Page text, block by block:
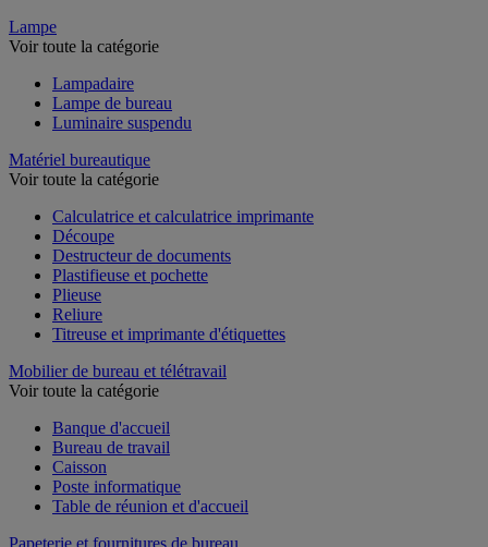
Lampe
Voir toute la catégorie
Lampadaire
Lampe de bureau
Luminaire suspendu
Matériel bureautique
Voir toute la catégorie
Calculatrice et calculatrice imprimante
Découpe
Destructeur de documents
Plastifieuse et pochette
Plieuse
Reliure
Titreuse et imprimante d'étiquettes
Mobilier de bureau et télétravail
Voir toute la catégorie
Banque d'accueil
Bureau de travail
Caisson
Poste informatique
Table de réunion et d'accueil
Papeterie et fournitures de bureau